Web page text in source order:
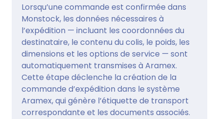
Lorsqu’une commande est confirmée dans
Monstock, les données nécessaires à
l’expédition — incluant les coordonnées du
destinataire, le contenu du colis, le poids, les
dimensions et les options de service — sont
automatiquement transmises à Aramex.
Cette étape déclenche la création de la
commande d’expédition dans le système
Aramex, qui génère l’étiquette de transport
correspondante et les documents associés.